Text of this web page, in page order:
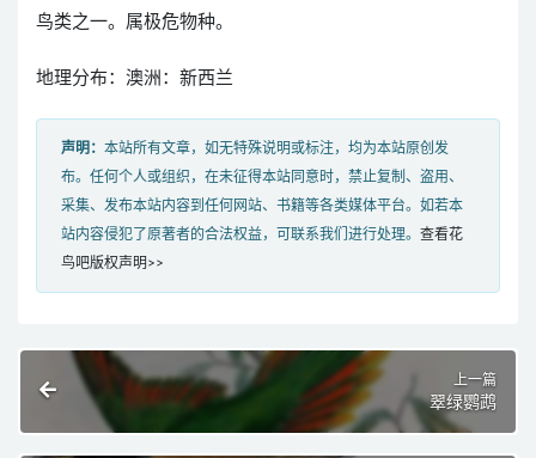
鸟类之一。属极危物种。
地理分布：澳洲：新西兰
声明： 本站所有文章，如无特殊说明或标注，均为本站原创发
布。任何个人或组织，在未征得本站同意时，禁止复制、盗用、
采集、发布本站内容到任何网站、书籍等各类媒体平台。如若本
站内容侵犯了原著者的合法权益，可联系我们进行处理。 查看花
鸟吧版权声明>>
上一篇
翠绿鹦鹉